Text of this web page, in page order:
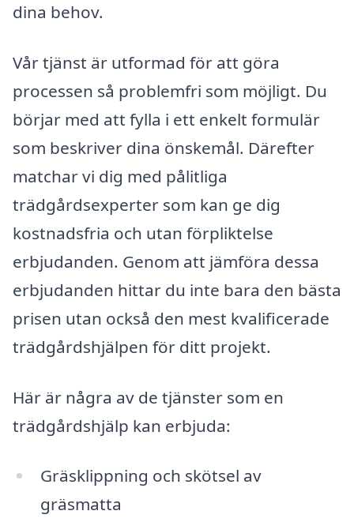
dina behov.
Vår tjänst är utformad för att göra
processen så problemfri som möjligt. Du
börjar med att fylla i ett enkelt formulär
som beskriver dina önskemål. Därefter
matchar vi dig med pålitliga
trädgårdsexperter som kan ge dig
kostnadsfria och utan förpliktelse
erbjudanden. Genom att jämföra dessa
erbjudanden hittar du inte bara den bästa
prisen utan också den mest kvalificerade
trädgårdshjälpen för ditt projekt.
Här är några av de tjänster som en
trädgårdshjälp kan erbjuda:
Gräsklippning och skötsel av
gräsmatta